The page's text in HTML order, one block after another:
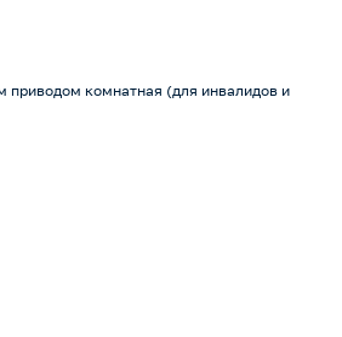
приводом комнатная (для инвалидов и